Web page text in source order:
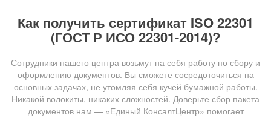
Как получить сертификат ISO 22301
(ГОСТ Р ИСО 22301-2014)?
Сотрудники нашего центра возьмут на себя работу по сбору и
оформлению документов. Вы сможете сосредоточиться на
основных задачах, не утомляя себя кучей бумажной работы.
Никакой волокиты, никаких сложностей. Доверьте сбор пакета
документов нам — «Единый КонсалтЦентр» помогает